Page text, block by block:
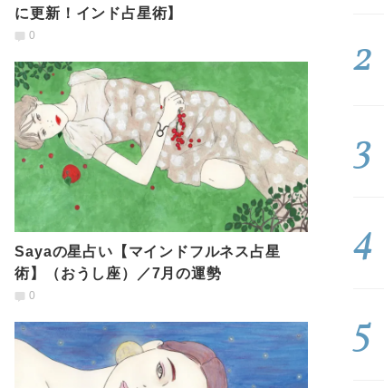
に更新！インド占星術】
0
Sayaの星占い【マインドフルネス占星
術】（おうし座）／7月の運勢
0
2
3
4
5